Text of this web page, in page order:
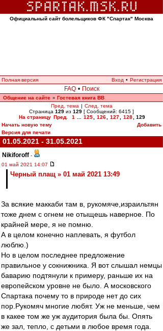
Официальный сайт болельщиков ФК "Спартак" Москва
Полная версия Вход • Регистрация
FAQ • Поиск
Общение на сайте » Гостевая книга ВВ
Пред. тема | След. тема
Страница 129 из 129 [ Сообщений: 6415 ]
На страницу Пред. 1 125 126 127 128
129
Начать новую тему
Добавить
Версия для печати
01.05.2021 - 31.05.2021
Nikiforoff -
01 май 2021 14:07
Черный плащ » 01 май 2021 13:49
За всякие маккаби там в, рукомяче,израильтян
тоже днем с огнем не отыщешь наверное. По
крайней мере, я не помню.
А в целом конечно наплевать, я футбол
люблю.)
Но в целом последнее предложение
правильное у сокнижника. Я вот слышал немцы
баварию подтянули к примеру, раньше их на
европейском уровне не было. А московского
Спартака почему то в природе нет до сих
пор.Рукомяч многие любят. Уж не меньше, чем
в какее том же уж аудитория была бы. Опять
же зал, тепло, с детьми в любое время года.